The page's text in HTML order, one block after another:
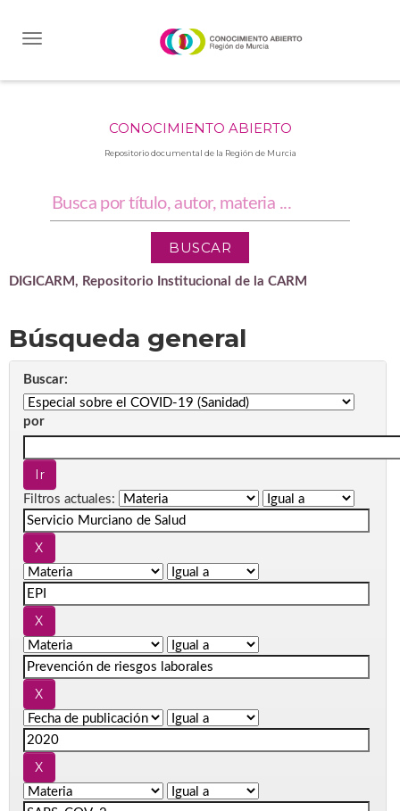
CONOCIMIENTO ABIERTO
Repositorio documental de la Región de Murcia
DIGICARM, Repositorio Institucional de la CARM
Búsqueda general
Buscar:
por
Filtros actuales: